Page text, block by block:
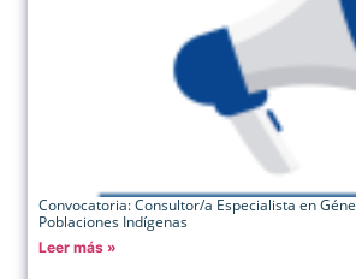
Convocatoria: Consultor/a Especialista en
Poblaciones Indígenas
Leer más »